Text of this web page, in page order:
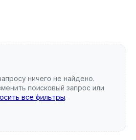
ничего не найдено.
поисковый запрос или
все фильтры.